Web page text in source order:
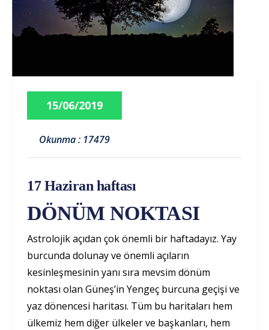
15/06/2019
Okunma : 17479
17 Haziran haftası
DÖNÜM NOKTASI
Astrolojik açıdan çok önemli bir haftadayız. Yay
burcunda dolunay ve önemli açıların
kesinleşmesinin yanı sıra mevsim dönüm
noktası olan Güneş’in Yengeç burcuna geçişi ve
yaz dönencesi haritası. Tüm bu haritaları hem
ülkemiz hem diğer ülkeler ve başkanları, hem